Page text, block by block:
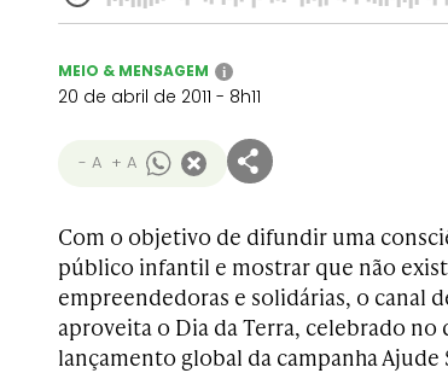
MEIO & MENSAGEM i
20 de abril de 2011 - 8h11
- A + A
Com o objetivo de difundir uma
público infantil e mostrar que não
empreendedoras e solidárias, o canal
aproveita o Dia da Terra, celebrado no
lançamento global da campanha Ajude